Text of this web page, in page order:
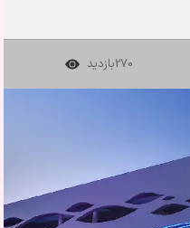
270بازدید